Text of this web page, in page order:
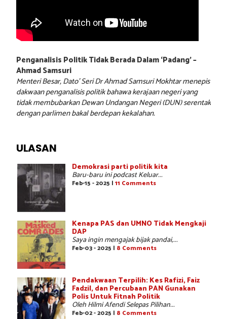
Penganalisis Politik Tidak Berada Dalam ‘Padang’ –
Ahmad Samsuri
Menteri Besar, Dato’ Seri Dr Ahmad Samsuri Mokhtar menepis
dakwaan penganalisis politik bahawa kerajaan negeri yang
tidak membubarkan Dewan Undangan Negeri (DUN) serentak
dengan parlimen bakal berdepan kekalahan.
ULASAN
Demokrasi parti politik kita
Baru-baru ini podcast Keluar...
Feb-15 - 2025 | 11 Comments
Kenapa PAS dan UMNO Tidak Mengkaji
DAP
Saya ingin mengajak bijak pandai,...
Feb-03 - 2025 | 8 Comments
Pendakwaan Terpilih: Kes Rafizi, Faiz
Fadzil, dan Percubaan PAN Gunakan
Polis Untuk Fitnah Politik
Oleh Hilmi Afendi Selepas Pilihan...
Feb-02 - 2025 | 8 Comments